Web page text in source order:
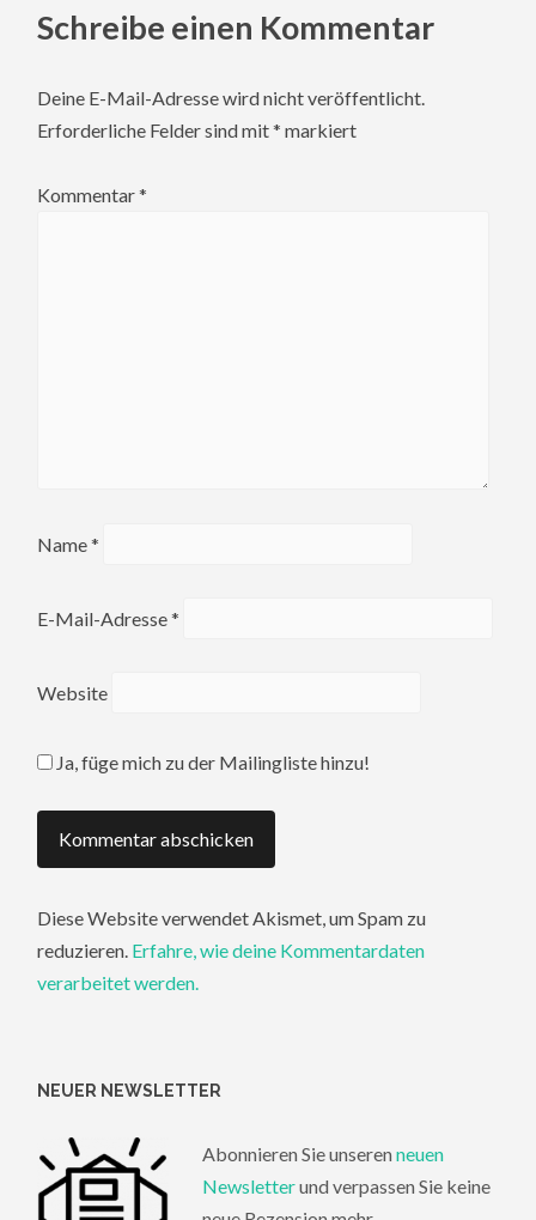
Schreibe einen Kommentar
Deine E-Mail-Adresse wird nicht veröffentlicht.
Erforderliche Felder sind mit* markiert
Kommentar*
Name*
E-Mail-Adresse*
Website
Ja, füge mich zu der Mailingliste hinzu!
Diese Website verwendet Akismet, um Spam zu
reduzieren. Erfahre, wie deine Kommentardaten
verarbeitet werden.
NEUER NEWSLETTER
Abonnieren Sie unseren neuen
Newsletterund verpassen Sie keine